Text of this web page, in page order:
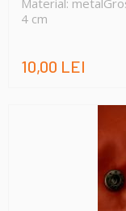
4 cm
10,00 LEI